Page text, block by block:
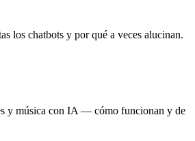
los chatbots y por qué a veces alucinan.
y música con IA — cómo funcionan y de